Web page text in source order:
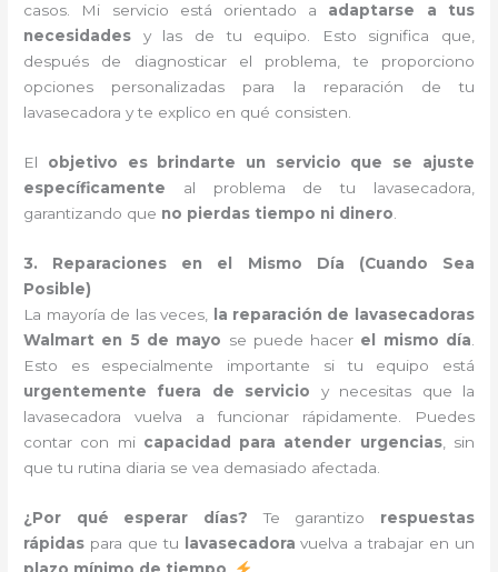
casos. Mi servicio está orientado a adaptarse a tus
necesidades y las de tu equipo. Esto significa que,
después de diagnosticar el problema, te proporciono
opciones personalizadas para la reparación de tu
lavasecadora y te explico en qué consisten.
El objetivo es brindarte un servicio que se ajuste
específicamente al problema de tu lavasecadora,
garantizando que no pierdas tiempo ni dinero
3. Reparaciones en el Mismo Día (Cuando Sea
Posible)
La mayoría de las veces,
la reparación de lavasecadoras
Walmart en 5 de mayo se puede hacer el mismo día
Esto es especialmente importante si tu equipo está
urgentemente fuera de servicio y necesitas que la
lavasecadora vuelva a funcionar rápidamente. Puedes
contar con mi capacidad para atender urgencias, sin
que tu rutina diaria se vea demasiado afectada.
¿Por qué esperar días? Te garantizo respuestas
rápidas para que tu lavasecadora vuelva a trabajar en un